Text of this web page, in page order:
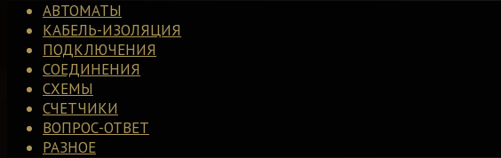
АВТОМАТЫ
КАБЕЛЬ-ИЗОЛЯЦИЯ
ПОДКЛЮЧЕНИЯ
СОЕДИНЕНИЯ
СХЕМЫ
СЧЕТЧИКИ
ВОПРОС-ОТВЕТ
РАЗНОЕ